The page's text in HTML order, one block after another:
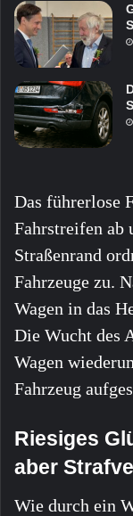
Das führerlose
Fahrstreifen ab
Straßenrand
Fahrzeuge zu.
Wagen in das
Die Wucht des
Wagen
Fahrzeug
Riesiges
aber
Wie durch ein